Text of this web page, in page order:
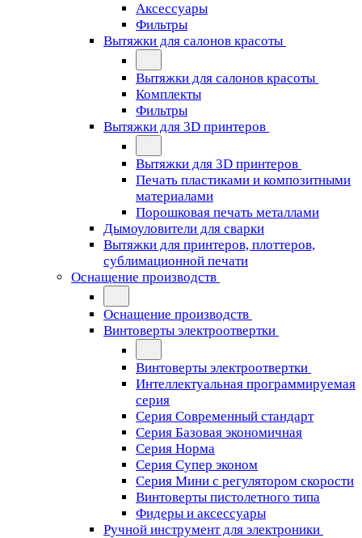
Аксессуары
Фильтры
Вытяжки для салонов красоты
Вытяжки для салонов красоты
Комплекты
Фильтры
Вытяжки для 3D принтеров
Вытяжки для 3D принтеров
Печать пластиками и композитными
материалами
Порошковая печать металлами
Дымоуловители для сварки
Вытяжки для принтеров, плоттеров,
сублимационной печати
Оснащение производств
Оснащение производств
Винтоверты электроотвертки
Винтоверты электроотвертки
Интеллектуальная программируемая
серия
Серия Современный стандарт
Серия Базовая экономичная
Серия Норма
Серия Cупер эконом
Серия Мини с регулятором скорости
Винтоверты пистолетного типа
Фидеры и аксессуары
Ручной инструмент для электроники